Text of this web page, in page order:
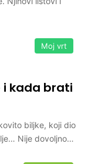
Moj vrt
i kada brati
biljke, koji dio
Nije dovoljno…